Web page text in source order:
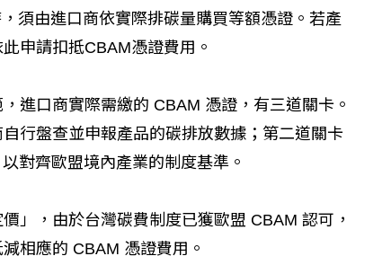
須由進口商依實際排碳量購買等額憑證。若產
申請扣抵CBAM憑證費用。
進口商實際需繳的 CBAM 憑證，有三道關卡。
行盤查並申報產品的碳排放數據；第二道關卡
對齊歐盟境內產業的制度基準。
」，由於台灣碳費制度已獲歐盟 CBAM 認可，
相應的 CBAM 憑證費用。